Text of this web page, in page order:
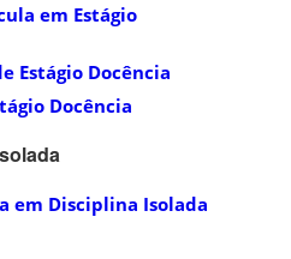
em Estágio
Estágio Docência
Docência
em Disciplina Isolada